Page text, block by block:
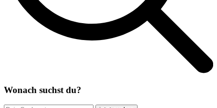
Wonach suchst du?